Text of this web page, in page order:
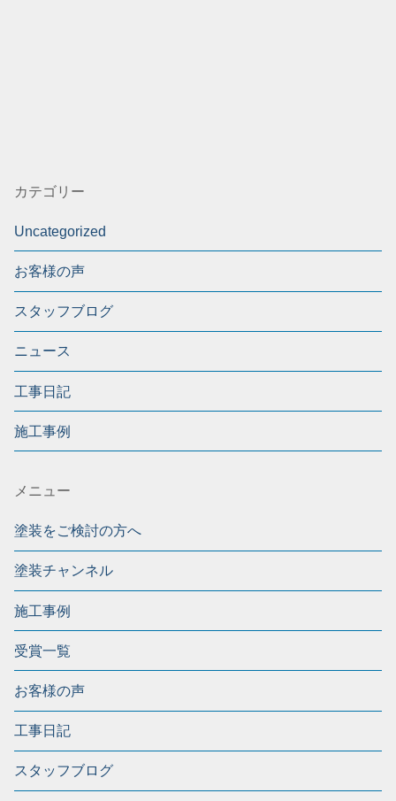
カテゴリー
Uncategorized
お客様の声
スタッフブログ
ニュース
工事日記
施工事例
メニュー
塗装をご検討の方へ
塗装チャンネル
施工事例
受賞一覧
お客様の声
工事日記
スタッフブログ